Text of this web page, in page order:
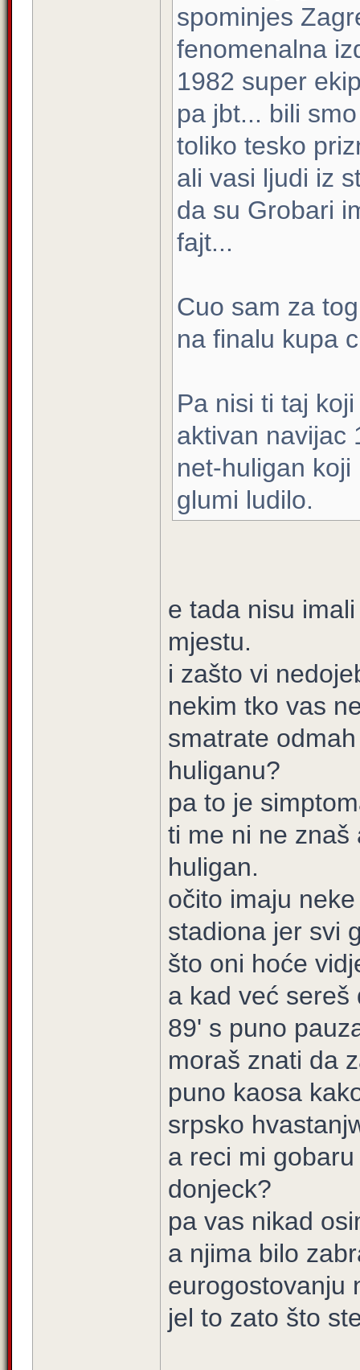
spominjes
fenomenalna
1982 super
pa jbt... bili
toliko tesko
ali vasi ljudi iz
da su Grobari
fajt...
Cuo sam za
na finalu kupa
Pa nisi ti taj
aktivan navijac
net-huligan
glumi ludilo.
e tada nisu
mjestu.
i zašto vi
nekim tko vas
smatrate
huliganu?
pa to je
ti me ni ne znaš
huligan.
očito imaju
stadiona jer svi
što oni hoće
a kad već sereš
89' s puno
moraš znati da
puno kaosa
srpsko
a reci mi
donjeck?
pa vas nikad
a njima bilo
eurogostovanju
jel to zato što